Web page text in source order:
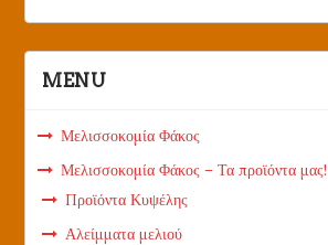
MENU
Μελισσοκομία Φάκος
Μελισσοκομία Φάκος – Τα προϊόντα μας!
Προϊόντα Κυψέλης
Αλείμματα μελιού